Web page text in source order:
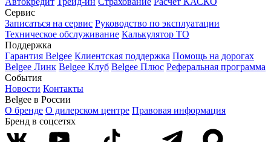
Сервис
Записаться на сервис Руководство по эксплуатации
Техническое обслуживание Калькулятор ТО
Поддержка
Гарантия Belgee Клиентская поддержка Помощь на дорогах
Belgee Линк Belgee Клуб Belgee Плюс Реферальная программа
События
Новости Контакты
Belgee в России
О бренде О дилерском центре Правовая информация
Бренд в соцсетях